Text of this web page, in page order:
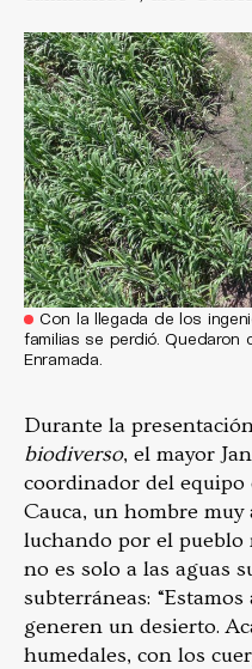
Con la llegada de los
familias se perdió.
Enramada.
Durante la
biodiverso, el mayor
coordinador del
Cauca, un hombre
luchando por el pueblo
no es solo a las aguas
subterráneas:
generen un desierto.
humedales, con los